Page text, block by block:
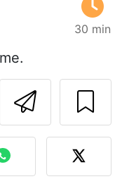
30 min
de